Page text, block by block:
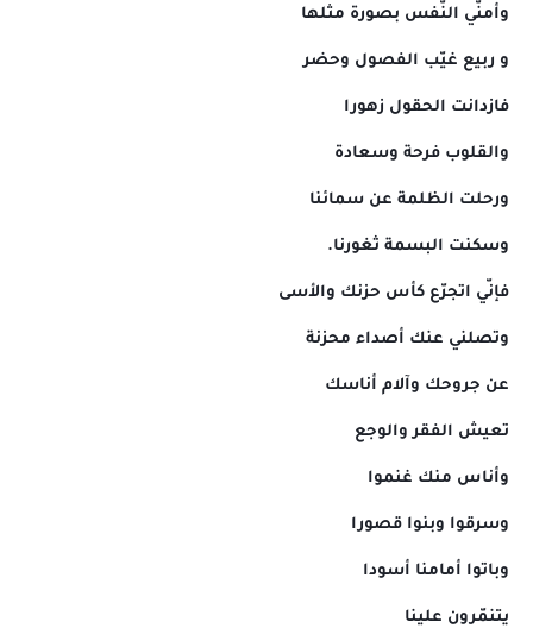
وأمنّي النّفس بصورة مثلها
و ربيع غيّب الفصول وحضر
فازدانت الحقول زهورا
والقلوب فرحة وسعادة
ورحلت الظلمة عن سمائنا
وسكنت البسمة ثغورنا.
فإنّي اتجرّع كأس حزنك والأسى
وتصلني عنك أصداء محزنة
عن جروحك وآلام أناسك
تعيش الفقر والوجع
وأناس منك غنموا
وسرقوا وبنوا قصورا
وباتوا أمامنا أسودا
يتنمّرون علينا